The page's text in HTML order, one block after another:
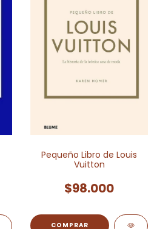
Pequeño Libro de Louis
Vuitton
$98.000